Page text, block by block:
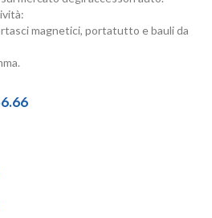
magnetici, portatutto e bauli da